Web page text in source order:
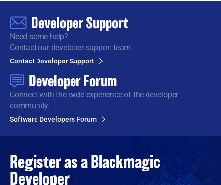
Developer Support
Need some help?
Contact our developer support team.
Contact Developer Support
Developer Forum
Connect with the wideexperience of the developer
community.
Software Developers Forum
Register as aBlackmagic
Developer